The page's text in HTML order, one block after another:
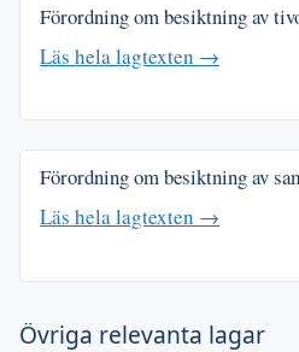
Förordning om besiktning av
Läs hela lagtexten →
Förordning om besiktning av
Läs hela lagtexten →
Övriga relevanta lagar